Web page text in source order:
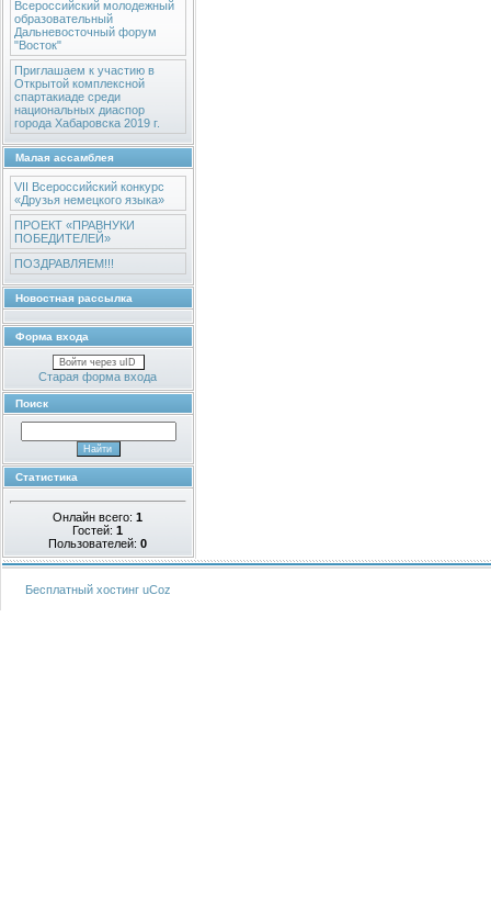
Всероссийский молодежный
образовательный
Дальневосточный форум
"Восток"
Приглашаем к участию в
Открытой комплексной
спартакиаде среди
национальных диаспор
города Хабаровска 2019 г.
Малая ассамблея
VII Всероссийский конкурс
«Друзья немецкого языка»
ПРОЕКТ «ПРАВНУКИ
ПОБЕДИТЕЛЕЙ»
ПОЗДРАВЛЯЕМ!!!
Новостная рассылка
Форма входа
Войти через uID
Старая форма входа
Поиск
Статистика
Онлайн всего:1
Гостей:1
Пользователей:0
Бесплатный хостинг uCoz